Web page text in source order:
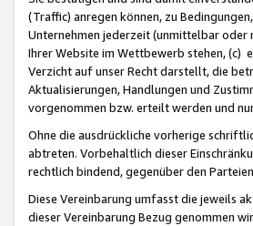
(Traffic) anregen können, zu
Unternehmen jederzeit (unmittelbar
Ihrer Website im Wettbewerb stehen, (c)
Verzicht auf unser Recht darstellt, die
Aktualisierungen, Handlungen und
vorgenommen bzw. erteilt werden und
Ohne die ausdrückliche vorherige
abtreten. Vorbehaltlich dieser
rechtlich bindend, gegenüber den
Diese Vereinbarung umfasst die jeweils
dieser Vereinbarung Bezug genommen